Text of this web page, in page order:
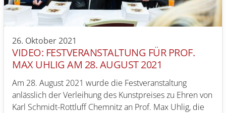
26. Oktober 2021
VIDEO: FESTVERANSTALTUNG FÜR PROF.
MAX UHLIG AM 28. AUGUST 2021
Am 28. August 2021 wurde die Festveranstaltung
anlässlich der Verleihung des Kunstpreises zu Ehren von
Karl Schmidt-Rottluff Chemnitz an Prof. Max Uhlig, die